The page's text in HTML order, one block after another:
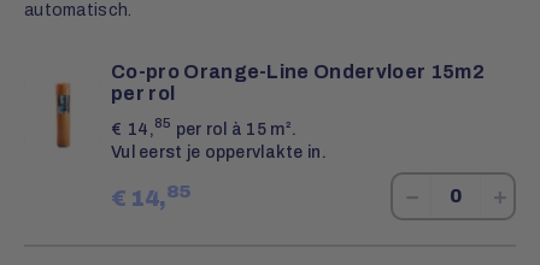
automatisch.
Co-pro Orange-Line Ondervloer 15m2
per rol
€ 14, 85 per rol à 15 m².
Vul eerst je oppervlakte in.
€ 14,85 − +